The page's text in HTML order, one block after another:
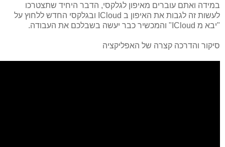
במידה ואתם עוברים מאיפון לגלקסי, הדבר היחיד שתצטרכו
לעשות זה לגבות את האיפון ב ICloud ובגלקסי החדש ללחוץ על
"יבא מ ICloud" והמכשיר כבר יעשה בשבלכם את העבודה.
סיקור והדרכה קצרה של האפליקציה